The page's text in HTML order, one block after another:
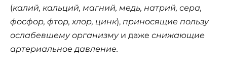
(калий, кальций, магний, медь, натрий, сера,
фосфор, фтор, хлор, цинк), приносящие пользу
ослабевшему организму и даже снижающие
артериальное давление.